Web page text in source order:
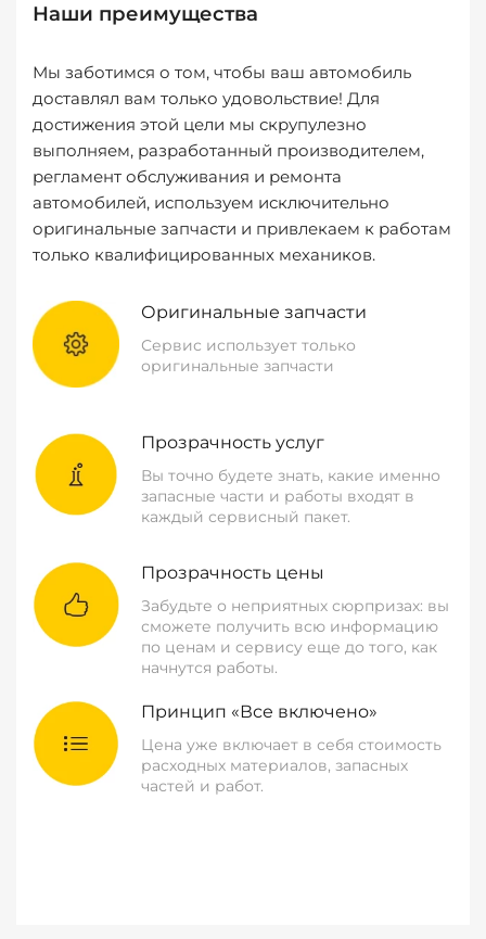
Наши преимущества
Мы заботимся о том, чтобы ваш автомобиль
доставлял вам только удовольствие! Для
достижения этой цели мы скрупулезно
выполняем, разработанный производителем,
регламент обслуживания и ремонта
автомобилей, используем исключительно
оригинальные запчасти и привлекаем к работам
только квалифицированных механиков.
Оригинальные запчасти
Сервис использует только
оригинальные запчасти
Прозрачность услуг
Вы точно будете знать, какие именно
запасные части и работы входят в
каждый сервисный пакет.
Прозрачность цены
Забудьте о неприятных сюрпризах: вы
сможете получить всю информацию
по ценам и сервису еще до того, как
начнутся работы.
Принцип «Все включено»
Цена уже включает в себя стоимость
расходных материалов, запасных
частей и работ.